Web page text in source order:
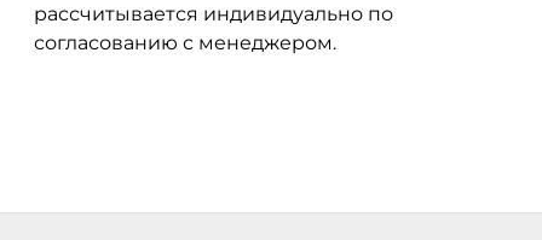
рассчитывается индивидуально по
согласованию с менеджером.